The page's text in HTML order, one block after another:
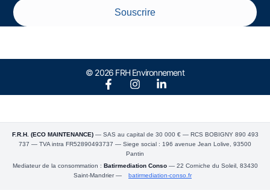
Souscrire
© 2026 FRH Environnement
F.R.H. (ECO MAINTENANCE)— SAS au capital de 30 000 € — RCS BOBIGNY 890 493
737 — TVA intra FR52890493737 — Siege social : 196 avenue Jean Lolive, 93500
Pantin
Mediateur de la consommation : Batirmediation Conso— 22 Corniche du Soleil, 83430
Saint-Mandrier —
batirmediation-conso.fr